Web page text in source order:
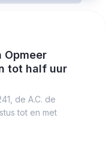
Opmeer
tot half uur
de A.C. de
tot en met